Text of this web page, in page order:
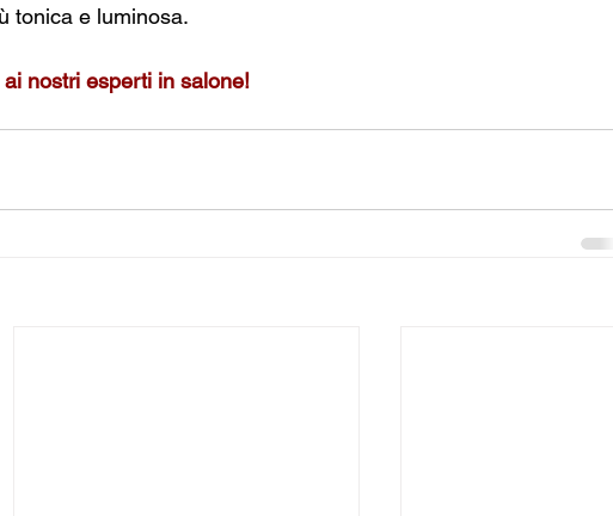
tonica e luminosa.
nostri esperti in salone!